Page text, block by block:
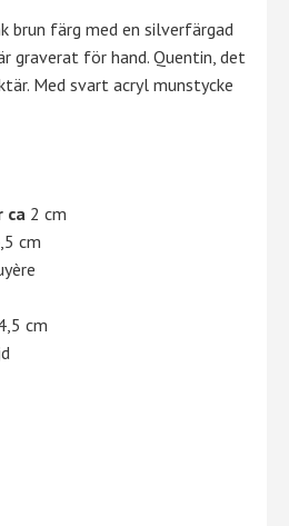
brun färg med en silverfärgad
graverat för hand. Quentin det
. Med svart acryl munstycke
ca 2 cm
cm
cm